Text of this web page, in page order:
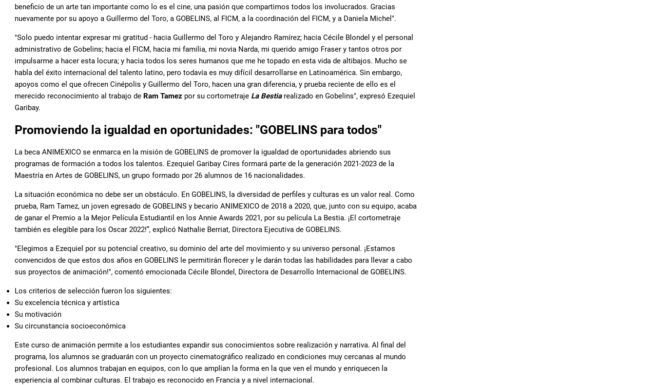
beneficio de un arte tan importante como lo es el cine, una pasión que compartimos todos los involucrados. Gracias
nuevamente por su apoyo a Guillermo del Toro, a GOBELINS, al FICM, a la coordinación del FICM, y a Daniela Michel".
"Solo puedo intentar expresar mi gratitud - hacia Guillermo del Toro y Alejandro Ramírez; hacia Cécile Blondel y el personal
administrativo de Gobelins; hacia el FICM, hacia mi familia, mi novia Narda, mi querido amigo Fraser y tantos otros por
impulsarme a hacer esta locura; y hacia todos los seres humanos que me he topado en esta vida de altibajos. Mucho se
habla del éxito internacional del talento latino, pero todavía es muy difícil desarrollarse en Latinoamérica. Sin embargo,
apoyos como el que ofrecen Cinépolis y Guillermo del Toro, hacen una gran diferencia, y prueba reciente de ello es el
merecido reconocimiento al trabajo de Ram Tamez por su cortometraje La Bestia realizado en Gobelins", expresó Ezequiel
Garibay.
Promoviendo la igualdad en oportunidades: "GOBELINS para todos"
La beca ANIMEXICO se enmarca en la misión de GOBELINS de promover la igualdad de oportunidades abriendo sus
programas de formación a todos los talentos. Ezequiel Garibay Cires formará parte de la generación 2021-2023 de la
Maestría en Artes de GOBELINS, un grupo formado por 26 alumnos de 16 nacionalidades.
La situación económica no debe ser un obstáculo. En GOBELINS, la diversidad de perfiles y culturas es un valor real. Como
prueba, Ram Tamez, un joven egresado de GOBELINS y becario ANIMEXICO de 2018 a 2020, que, junto con su equipo, acaba
de ganar el Premio a la Mejor Película Estudiantil en los Annie Awards 2021, por su película La Bestia. ¡El cortometraje
también es elegible para los Oscar 2022!”, explicó Nathalie Berriat, Directora Ejecutiva de GOBELINS.
"Elegimos a Ezequiel por su potencial creativo, su dominio del arte del movimiento y su universo personal. ¡Estamos
convencidos de que estos dos años en GOBELINS le permitirán florecer y le darán todas las habilidades para llevar a cabo
sus proyectos de animación!", comentó emocionada Cécile Blondel, Directora de Desarrollo Internacional de GOBELINS.
Los criterios de selección fueron los siguientes:
Su excelencia técnica y artística
Su motivación
Su circunstancia socioeconómica
Este curso de animación permite a los estudiantes expandir sus conocimientos sobre realización y narrativa. Al final del
programa, los alumnos se graduarán con un proyecto cinematográfico realizado en condiciones muy cercanas al mundo
profesional. Los alumnos trabajan en equipos, con lo que amplían la forma en la que ven el mundo y enriquecen la
experiencia al combinar culturas. El trabajo es reconocido en Francia y a nivel internacional.